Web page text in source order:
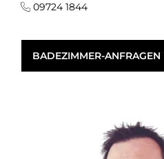
09724 1844
BADEZIMMER-ANFRAGEN